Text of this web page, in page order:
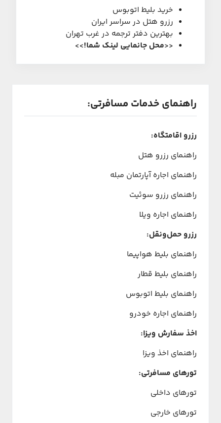
خرید بلیط اتوبوس
رزرو هتل در سراسر ایران
بهترین دفتر ترجمه در غرب تهران
<<محل جانمایی لینک شما!
>>
راهنمای خدمات مسافرتی:
رزرو اقامتگاه:
راهنمای رزرو هتل
راهنمای اجاره آپارتمان مبله
راهنمای رزرو سوئیت
راهنمای اجاره ویلا
رزرو حمل‌ونقل:
راهنمای بلیط هواپیما
راهنمای بلیط قطار
راهنمای بلیط اتوبوس
راهنمای اجاره خودرو
اخذ سفارش ویزا:
راهنمای اخذ ویزا
تورهای مسافرتی:
تورهای داخلی
تورهای خارجی